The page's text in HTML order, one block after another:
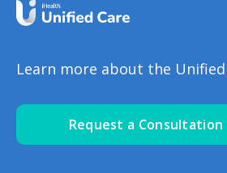
Learn more about the
Request a Consultation